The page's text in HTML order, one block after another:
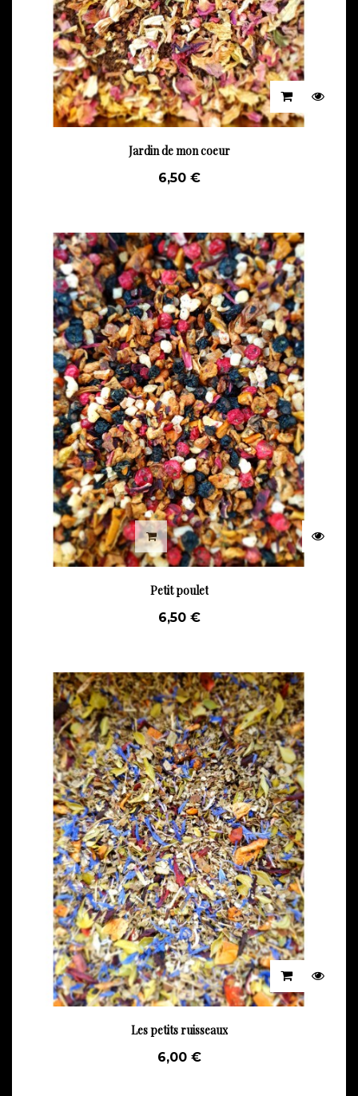
Jardin de mon coeur
6,50 €
Petit poulet
6,50 €
Les petits ruisseaux
6,00 €